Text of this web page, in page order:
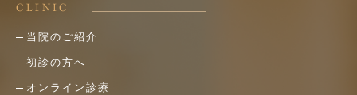
CLINIC
当院のご紹介
初診の方へ
オンライン診療